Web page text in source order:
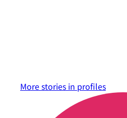
More stories in profiles